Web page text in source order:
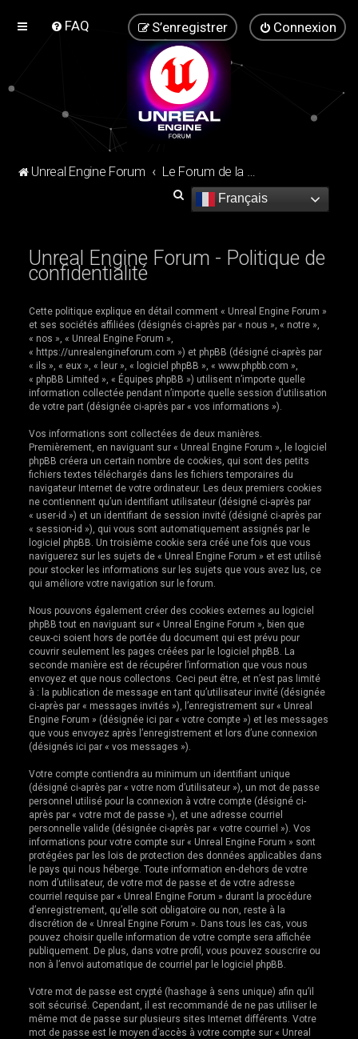
FAQ Connexion
S’enregistrer
Unreal Engine Forum Le Forum de la communauté Unreal Engine !
Français
R
e
h
r
c
h
e
r
Unreal Engine Forum - Politique de
confidentialité
Cette politique explique en détail comment « Unreal Engine Forum »
et ses sociétés affiliées (désignés ci-après par « nous », « notre »,
« nos », « Unreal Engine Forum »,
« https://unrealengineforum.com ») et phpBB (désigné ci-après par
« ils », « eux », « leur », « logiciel phpBB », « www.phpbb.com »,
« phpBB Limited », « Équipes phpBB ») utilisent n’importe quelle
information collectée pendant n’importe quelle session d’utilisation
de votre part (désignée ci-après par « vos informations »).
Vos informations sont collectées de deux manières.
Premièrement, en naviguant sur « Unreal Engine Forum », le logiciel
phpBB créera un certain nombre de cookies, qui sont des petits
fichiers textes téléchargés dans les fichiers temporaires du
navigateur Internet de votre ordinateur. Les deux premiers cookies
ne contiennent qu’un identifiant utilisateur (désigné ci-après par
« user-id ») et un identifiant de session invité (désigné ci-après par
« session-id »), qui vous sont automatiquement assignés par le
logiciel phpBB. Un troisième cookie sera créé une fois que vous
naviguerez sur les sujets de « Unreal Engine Forum » et est utilisé
pour stocker les informations sur les sujets que vous avez lus, ce
qui améliore votre navigation sur le forum.
Nous pouvons également créer des cookies externes au logiciel
phpBB tout en naviguant sur « Unreal Engine Forum », bien que
ceux-ci soient hors de portée du document qui est prévu pour
couvrir seulement les pages créées par le logiciel phpBB. La
seconde manière est de récupérer l’information que vous nous
envoyez et que nous collectons. Ceci peut être, et n’est pas limité
à : la publication de message en tant qu’utilisateur invité (désignée
ci-après par « messages invités »), l’enregistrement sur « Unreal
Engine Forum » (désignée ici par « votre compte ») et les messages
que vous envoyez après l’enregistrement et lors d’une connexion
(désignés ici par « vos messages »).
Votre compte contiendra au minimum un identifiant unique
(désigné ci-après par « votre nom d’utilisateur »), un mot de passe
personnel utilisé pour la connexion à votre compte (désigné ci-
après par « votre mot de passe »), et une adresse courriel
personnelle valide (désignée ci-après par « votre courriel »). Vos
informations pour votre compte sur « Unreal Engine Forum » sont
protégées par les lois de protection des données applicables dans
le pays qui nous héberge. Toute information en-dehors de votre
nom d’utilisateur, de votre mot de passe et de votre adresse
courriel requise par « Unreal Engine Forum » durant la procédure
d’enregistrement, qu’elle soit obligatoire ou non, reste à la
discrétion de « Unreal Engine Forum ». Dans tous les cas, vous
pouvez choisir quelle information de votre compte sera affichée
publiquement. De plus, dans votre profil, vous pouvez souscrire ou
non à l’envoi automatique de courriel par le logiciel phpBB.
Votre mot de passe est crypté (hashage à sens unique) afin qu’il
soit sécurisé. Cependant, il est recommandé de ne pas utiliser le
même mot de passe sur plusieurs sites Internet différents. Votre
mot de passe est le moyen d’accès à votre compte sur « Unreal